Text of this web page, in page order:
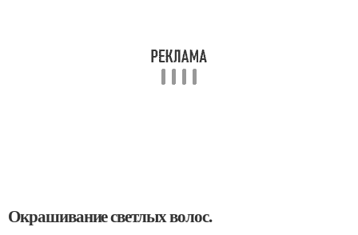
Окрашивание светлых волос.